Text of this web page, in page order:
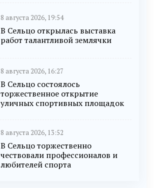
8 августа 2026, 19:54
В Сельцо открылась выставка
работ талантливой землячки
8 августа 2026, 16:27
В Сельцо состоялось
торжественное открытие
уличных спортивных площадок
8 августа 2026, 13:52
В Сельцо торжественно
чествовали профессионалов и
любителей спорта